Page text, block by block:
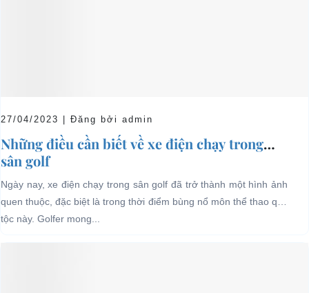
27/04/2023 | Đăng bởi admin
Những điều cần biết về xe điện chạy trong
sân golf
Ngày nay, xe điện chạy trong sân golf đã trở thành một hình ảnh
quen thuộc, đặc biệt là trong thời điểm bùng nổ môn thể thao quý
tộc này. Golfer mong...